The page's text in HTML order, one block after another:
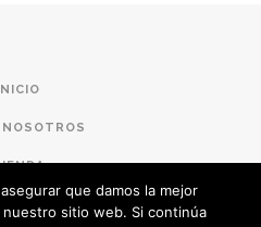
NOSOTROS
DE COMPRA
que damos la mejor
sitio web. Si continúa